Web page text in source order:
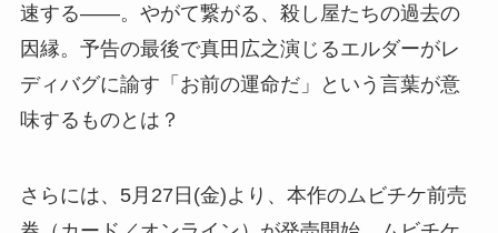
速する――。やがて繋がる、殺し屋たちの過去の
因縁。予告の最後で真田広之演じるエルダーがレ
ディバグに諭す「お前の運命だ」という言葉が意
味するものとは？
さらには、5月27日(金)より、本作のムビチケ前売